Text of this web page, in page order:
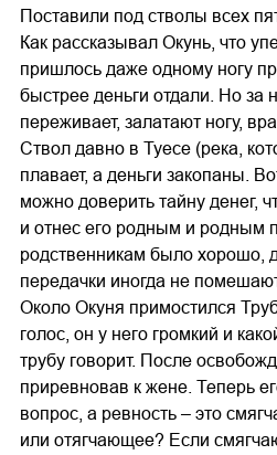
Поставили под стволы всех
Как рассказывал Окунь, что
пришлось даже одному ногу
быстрее деньги отдали. Но за
переживает, залатают ногу,
Ствол давно в Туесе (река,
плавает, а деньги закопаны.
можно доверить тайну денег,
и отнес его родным и родным
родственникам было хорошо,
передачки иногда не
Около Окуня примостился
голос, он у него громкий и
трубу говорит. После
приревновав к жене. Теперь
вопрос, а ревность – это
или отягчающее? Если